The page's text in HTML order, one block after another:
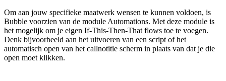
Om aan jouw specifieke maatwerk wensen te kunnen voldoen, is
Bubble voorzien van de module Automations. Met deze module is
het mogelijk om je eigen If-This-Then-That flows toe te voegen.
Denk bijvoorbeeld aan het uitvoeren van een script of het
automatisch open van het callnotitie scherm in plaats van dat je die
open moet klikken.